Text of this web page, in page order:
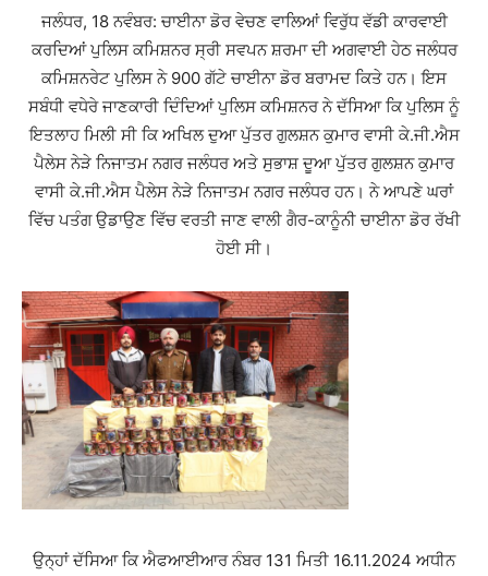
ਜਲੰਧਰ, 18 ਨਵੰਬਰ: ਚਾਈਨਾ ਡੋਰ ਵੇਚਣ ਵਾਲਿਆਂ ਵਿਰੁੱਧ ਵੱਡੀ ਕਾਰਵਾਈ
ਕਰਦਿਆਂ ਪੁਲਿਸ ਕਮਿਸ਼ਨਰ ਸ੍ਰੀ ਸਵਪਨ ਸ਼ਰਮਾ ਦੀ ਅਗਵਾਈ ਹੇਠ ਜਲੰਧਰ
ਕਮਿਸ਼ਨਰੇਟ ਪੁਲਿਸ ਨੇ 900 ਗੱਟੇ ਚਾਈਨਾ ਡੋਰ ਬਰਾਮਦ ਕਿਤੇ ਹਨ। ਇਸ
ਸਬੰਧੀ ਵਧੇਰੇ ਜਾਣਕਾਰੀ ਦਿੰਦਿਆਂ ਪੁਲਿਸ ਕਮਿਸ਼ਨਰ ਨੇ ਦੱਸਿਆ ਕਿ ਪੁਲਿਸ ਨੂੰ
ਇਤਲਾਹ ਮਿਲੀ ਸੀ ਕਿ ਅਖਿਲ ਦੁਆ ਪੁੱਤਰ ਗੁਲਸ਼ਨ ਕੁਮਾਰ ਵਾਸੀ ਕੇ.ਜੀ.ਐਸ
ਪੈਲੇਸ ਨੇੜੇ ਨਿਜਾਤਮ ਨਗਰ ਜਲੰਧਰ ਅਤੇ ਸੁਭਾਸ਼ ਦੂਆ ਪੁੱਤਰ ਗੁਲਸ਼ਨ ਕੁਮਾਰ
ਵਾਸੀ ਕੇ.ਜੀ.ਐਸ ਪੈਲੇਸ ਨੇੜੇ ਨਿਜਾਤਮ ਨਗਰ ਜਲੰਧਰ ਹਨ। ਨੇ ਆਪਣੇ ਘਰਾਂ
ਵਿੱਚ ਪਤੰਗ ਉਡਾਉਣ ਵਿੱਚ ਵਰਤੀ ਜਾਣ ਵਾਲੀ ਗੈਰ-ਕਾਨੂੰਨੀ ਚਾਈਨਾ ਡੋਰ ਰੱਖੀ
ਹੋਈ ਸੀ।
ਉਨ੍ਹਾਂ ਦੱਸਿਆ ਕਿ ਐਫਆਈਆਰ ਨੰਬਰ 131 ਮਿਤੀ 16.11.2024 ਅਧੀਨ